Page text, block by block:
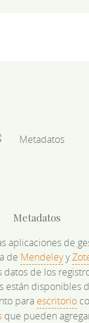
Metadatos
aplicaciones de
de Mendeleyy
datos de los
están disponibles
para escritorio
que pueden